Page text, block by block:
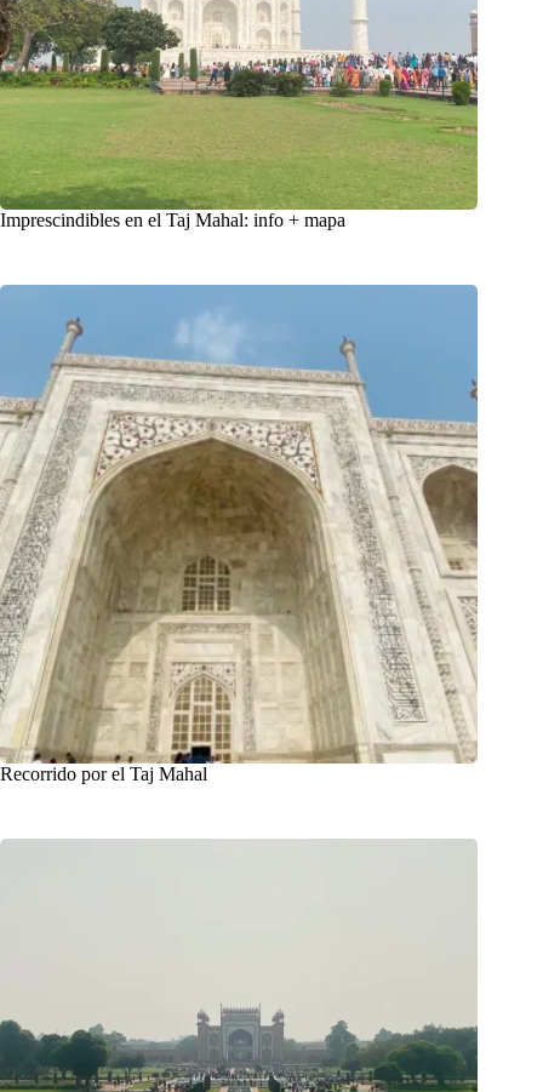
Imprescindibles en el Taj Mahal: info + mapa
Recorrido por el Taj Mahal